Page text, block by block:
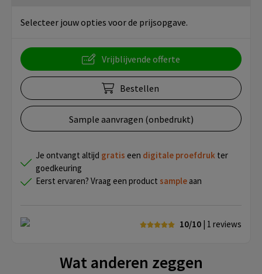
Selecteer jouw opties voor de prijsopgave.
Vrijblijvende offerte
Bestellen
Sample aanvragen (onbedrukt)
Je ontvangt altijd gratis een digitale proefdruk ter
goedkeuring
Eerst ervaren? Vraag een product sample aan
10/10 | 1 reviews
Wat anderen zeggen